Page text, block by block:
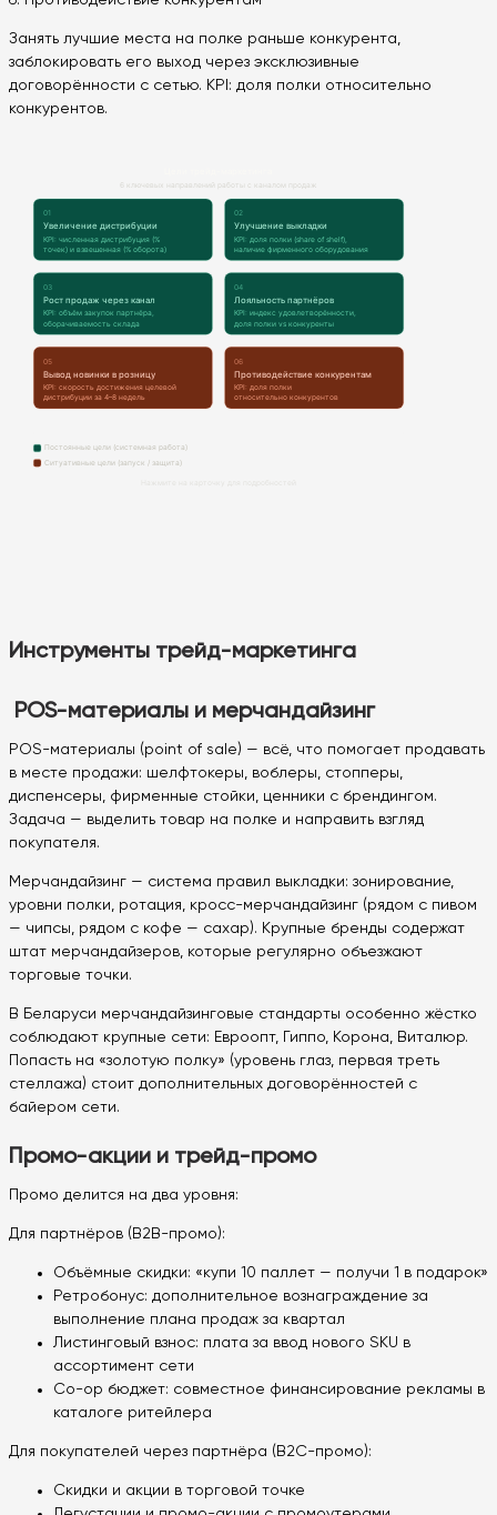
Занять лучшие места на полке раньше конкурента,
заблокировать его выход через эксклюзивные
договорённости с сетью. KPI: доля полки относительно
конкурентов.
Инструменты трейд-маркетинга
POS-материалы и мерчандайзинг
POS-материалы (point of sale) — всё, что помогает продавать
в месте продажи: шелфтокеры, воблеры, стопперы,
диспенсеры, фирменные стойки, ценники с брендингом.
Задача — выделить товар на полке и направить взгляд
покупателя.
Мерчандайзинг — система правил выкладки: зонирование,
уровни полки, ротация, кросс-мерчандайзинг (рядом с пивом
— чипсы, рядом с кофе — сахар). Крупные бренды содержат
штат мерчандайзеров, которые регулярно объезжают
торговые точки.
В Беларуси мерчандайзинговые стандарты особенно жёстко
соблюдают крупные сети: Евроопт, Гиппо, Корона, Виталюр.
Попасть на «золотую полку» (уровень глаз, первая треть
стеллажа) стоит дополнительных договорённостей с
байером сети.
Промо-акции и трейд-промо
Промо делится на два уровня:
Для партнёров (B2B-промо):
Объёмные скидки: «купи 10 паллет — получи 1 в подарок»
Ретробонус: дополнительное вознаграждение за
выполнение плана продаж за квартал
Листинговый взнос: плата за ввод нового SKU в
ассортимент сети
Co-op бюджет: совместное финансирование рекламы в
каталоге ритейлера
Для покупателей через партнёра (B2C-промо):
Скидки и акции в торговой точке